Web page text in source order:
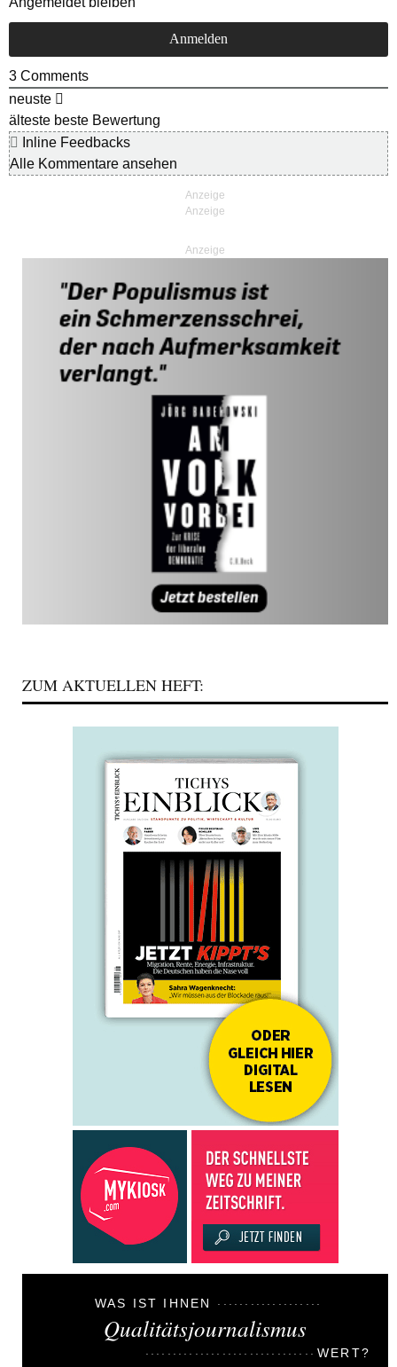
3 Comments
neuste
älteste beste Bewertung
Inline Feedbacks
Alle Kommentare ansehen
Anzeige
ZUM AKTUELLEN HEFT:
WAS IST IHNEN
Qualitätsjournalismus
WERT?